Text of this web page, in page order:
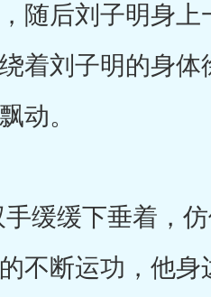
随后刘子明身
着刘子明的身
动。
缓下垂着，仿
不断运功，他